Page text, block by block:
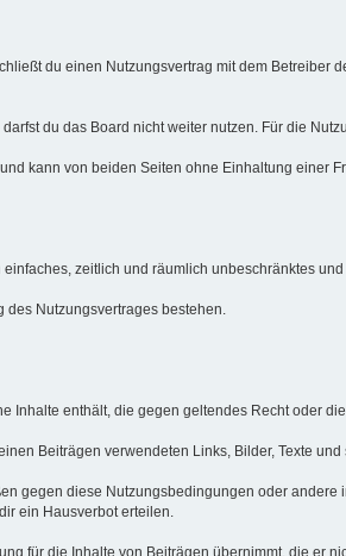
du einen Nutzungsvertrag mit dem
du das Board nicht weiter nutzen. Für die
kann von beiden Seiten ohne Einhaltung einer
zeitlich und räumlich unbeschränktes
des Nutzungsvertrages bestehen.
Inhalte enthält, die gegen geltendes Recht oder
Beiträgen verwendeten Links, Bilder, Texte
gegen diese Nutzungsbedingungen oder
ein Hausverbot erteilen.
für die Inhalte von Beiträgen übernimmt, die er